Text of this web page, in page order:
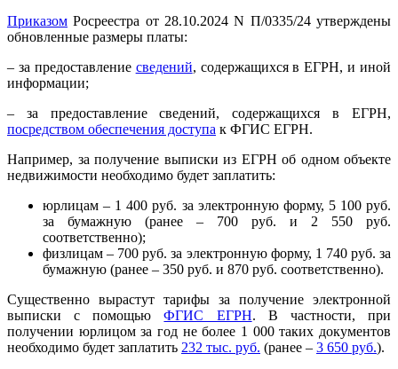
Приказом Росреестра от 28.10.2024 N П/0335/24 утверждены
обновленные размеры платы:
– за предоставление сведений, содержащихся в ЕГРН, и иной
информации;
– за предоставление сведений, содержащихся в ЕГРН,
посредством обеспечения доступа к ФГИС ЕГРН.
Например, за получение выписки из ЕГРН об одном объекте
недвижимости необходимо будет заплатить:
юрлицам – 1 400 руб. за электронную форму, 5 100 руб.
за бумажную (ранее – 700 руб. и 2 550 руб.
соответственно);
физлицам – 700 руб. за электронную форму, 1 740 руб. за
бумажную (ранее – 350 руб. и 870 руб. соответственно).
Существенно вырастут тарифы за получение электронной
выписки с помощьюФГИС ЕГРН. В частности, при
получении юрлицом за год не более 1 000 таких документов
необходимо будет заплатить 232 тыс. руб. (ранее – 3 650 руб.).